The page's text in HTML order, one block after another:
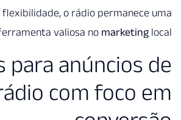
segmentação e flexibilidade,
ferramenta
Roteiros para
rádio